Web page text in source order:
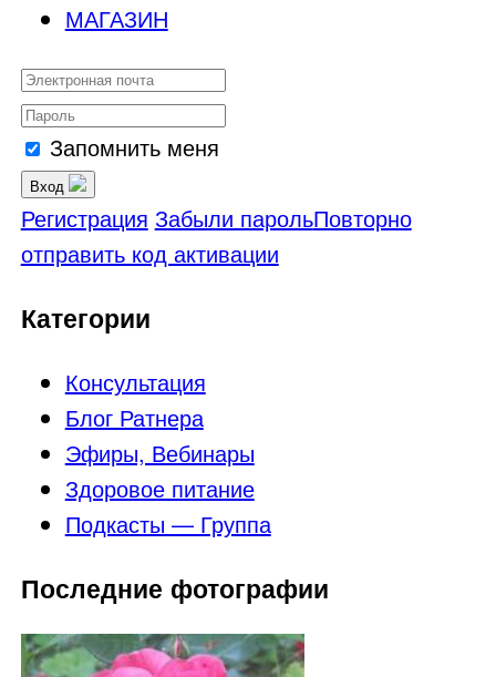
МАГАЗИН
Запомнить меня
Вход
Регистрация Забыли парольПовторно
отправить код активации
Категории
Консультация
Блог Ратнера
Эфиры, Вебинары
Здоровое питание
Подкасты — Группа
Последние фотографии